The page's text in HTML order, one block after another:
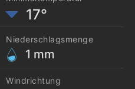
17°
Niederschlagsmenge
1 mm
Windrichtung